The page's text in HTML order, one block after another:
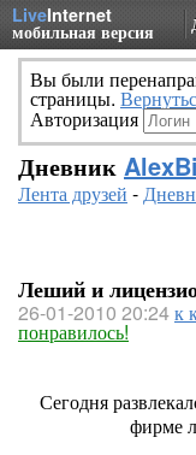
LiveInternet
мобильная версия
Вы были
страницы.
Авторизация
Дневник
Лента друзей -
Леший и
26-01-2010 20:24к
понравилось!
Сегодня
фирме